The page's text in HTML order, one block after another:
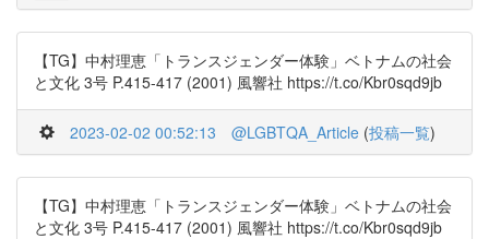
【TG】中村理恵「トランスジェンダー体験」ベトナムの社会
と文化 3号 P.415-417 (2001) 風響社 https://t.co/Kbr0sqd9jb
2023-02-02 00:52:13 @LGBTQA_Article (投稿一覧)
【TG】中村理恵「トランスジェンダー体験」ベトナムの社会
と文化 3号 P.415-417 (2001) 風響社 https://t.co/Kbr0sqd9jb